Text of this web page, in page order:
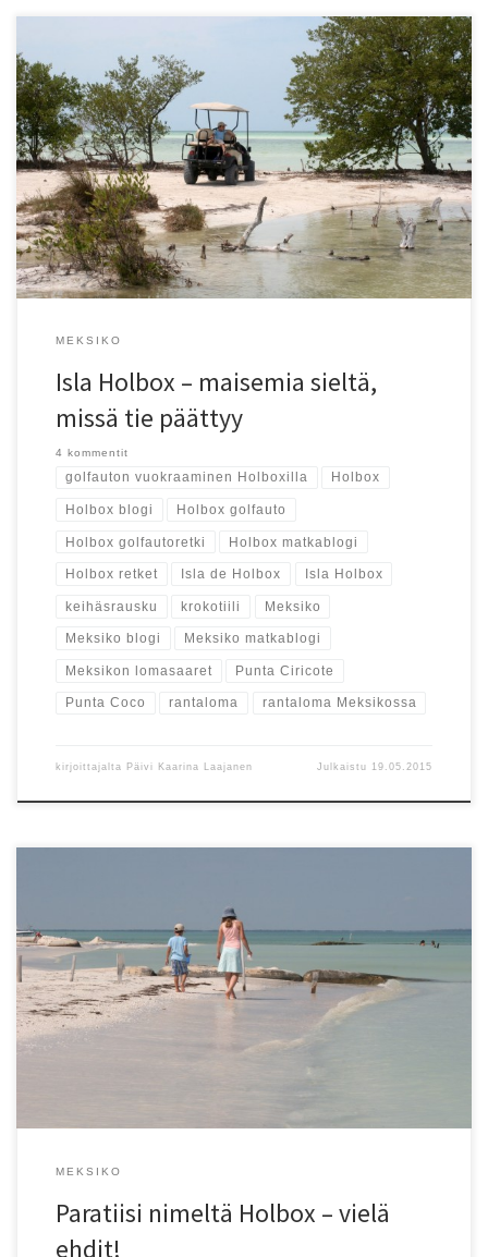
Paras päivä Meksikossa? Isla Holboxilla saimme hetken kuvitella
olevamme unohduksissa autiolla saarella – ja otimme hullun riskin
keihäsrauskujen kanssa!
MEKSIKO
Isla Holbox – maisemia sieltä,
missä tie päättyy
4 kommentit
golfauton vuokraaminen Holboxilla Holbox
Holbox blogi Holbox golfauto
Holbox golfautoretki Holbox matkablogi
Holbox retket Isla de Holbox Isla Holbox
keihäsrausku krokotiili Meksiko
Meksiko blogi Meksiko matkablogi
Meksikon lomasaaret Punta Ciricote
Punta Coco rantaloma rantaloma Meksikossa
kirjoittajalta Päivi Kaarina Laajanen Julkaistu 19.05.2015
Kerron salaisuuden. Meksikon Isla Holbox on tulevaisuuden
hittikohde, johon on mentävä NYT. Kohta siellä käyvät kaikki!
MEKSIKO
Paratiisi nimeltä Holbox – vielä
ehdit!